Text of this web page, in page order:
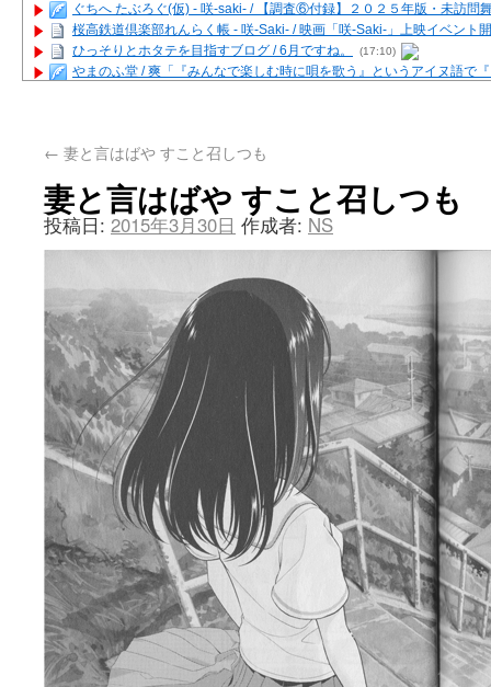
ぐちへ たぶろぐ(仮) - 咲-saki- / 【調査⑥付録】２０２５年版・未訪問
桜高鉄道倶楽部れんらく帳 - 咲-Saki- / 映画「咲-Saki-」上映イベント
ひっそりとホタテを目指すブログ / 6月ですね。
(17:10)
やまのふ堂 / 爽「『みんなで楽しむ時に唄を歌う』というアイヌ語で
咲クラ女子 - 咲-Saki- / 姫松の上重漫ちゃんと演じている伊達朱里紗さ
咲ミダレ - 咲-saki- / MJ第14回咲CUP 咲なま他 (11:53)
はやりの如く☆ - 咲-saki- / 悪いこと【SS】 (06:42)
麻雀雑記あれこれ - 咲 -Saki- / 咲-Saki-キャラが台湾麻雀を打ったらど
(08:31)
BBKN BLOG / トップページ（サイトマップ）
あにてつ！ / 千里山に行ってきました（2017年09月） (06:14)
さくやこのはな - 咲 -saki- / 末の千里のために(咲さんが和ちゃんを招
凡人の私 / ステルス坂こと咲-Saki-5巻表紙の舞台を発見しました
嶺上開花自摸 / Last day of Summer session 1 (13:01)
おもちもちもち - 咲-Saki- / ５・８小林先生の日記更新について考え
かんむりとかげ - 咲-Saki- / 立先生の更新
(11:32)
咲-Saki- | にゅいのって / 咲-Saki-臨時アンテナ (11:50)
咲-Saki-ブログ！～麻雀下手でも咲が好き～ / ブログ名変更のお知らせ
嶺上航路 / ドラフト前日なので中日ドラゴンズのドラフト指名を予想
音を奏でて花が咲く - 咲-Saki- / 浩子「…あっ分かった 恐らくそうい
一萬人の麓路() - 咲-Saki- / 咲-Saki- 第193局[竜王] ドラゴンの王とパク
from A to K / [咲-saki-][麻雀ゲーム]【ゲーム】セガのMJシリーズで2年
紺フェス - 咲-Saki- / 【越谷SS】とろけそうな日 (15:31)
ユズポニッキ - 咲-Saki- / ☆ #咲実写 ☆告知☆オンライン上映会☆ 阿
ああ、あの牌？ - 咲-Saki- / シノハユ菰沢中関連(江津・大田)の登場舞
宮守大好き帳 / 告知 (13:04)
麻雀アニメ＆麻雀ゲームあれこれ / 厄介な相手だよ！ あんたは……
ばるのまーじゃん日和 - 咲-saki- / クリスマス！！そして…
(10:28)
← 妻と言はばや すこと召しつも
妻と言はばや すこと召しつも
投稿日: 2015年3月30日 作成者: NS